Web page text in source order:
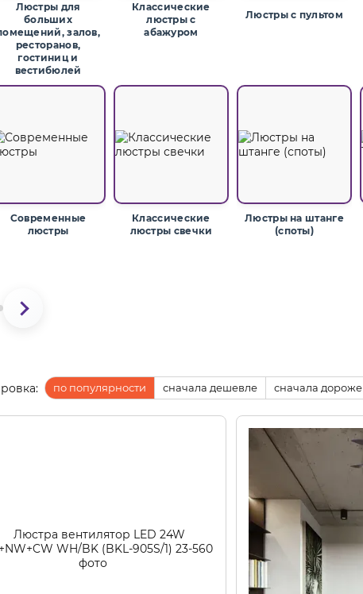
Люстры для
больших
залов,
ресторанов,
гостиниц и
вестибюлей
Современные
люстры
Классические
люстры с
абажуром
Классические
люстры свечки
Люстры с пультом
Люстры на штанге
(споты)
по популярности сначала дешевле сначала дороже